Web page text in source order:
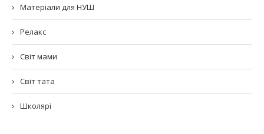
Матеріали для НУШ
Релакс
Світ мами
Світ тата
Школярі